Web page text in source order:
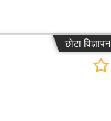
छोटा विज्ञापन